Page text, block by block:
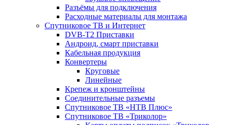
Разъёмы для подключения
Расходные материалы для монтажа
Спутниковое ТВ и Интернет
DVB-Т2 Приставки
Андроид, смарт приставки
Кабельная продукция
Конвертеры
Круговые
Линейные
Крепеж и кронштейны
Соединительные разъемы
Спутниковое ТВ «НТВ Плюс»
Спутниковое ТВ «Триколор»